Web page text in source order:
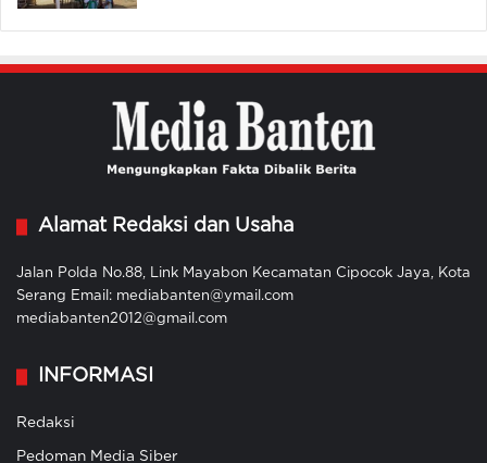
Alamat Redaksi dan Usaha
Jalan Polda No.88, Link Mayabon Kecamatan Cipocok Jaya, Kota
Serang Email: mediabanten@ymail.com
mediabanten2012@gmail.com
INFORMASI
Redaksi
Pedoman Media Siber